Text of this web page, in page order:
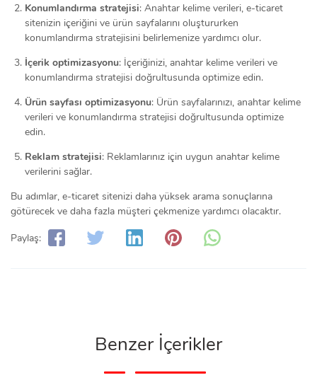
Konumlandırma stratejisi: Anahtar kelime verileri, e-ticaret
sitenizin içeriğini ve ürün sayfalarını oluştururken
konumlandırma stratejisini belirlemenize yardımcı olur.
İçerik optimizasyonu: İçeriğinizi, anahtar kelime verileri ve
konumlandırma stratejisi doğrultusunda optimize edin.
Ürün sayfası optimizasyonu: Ürün sayfalarınızı, anahtar kelime
verileri ve konumlandırma stratejisi doğrultusunda optimize
edin.
Reklam stratejisi: Reklamlarınız için uygun anahtar kelime
verilerini sağlar.
Bu adımlar, e-ticaret sitenizi daha yüksek arama sonuçlarına
götürecek ve daha fazla müşteri çekmenize yardımcı olacaktır.
Paylaş:
Benzer İçerikler